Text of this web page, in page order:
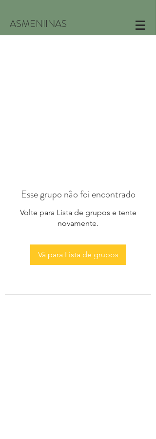
ASMENIINAS
Esse grupo não foi encontrado
Volte para Lista de grupos e tente
novamente.
Vá para Lista de grupos